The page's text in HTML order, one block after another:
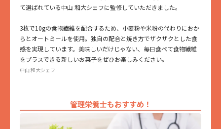
て選ばれている中山 和大シェフに監修していただきました。
3枚で10gの食物繊維を配合するため、小麦粉や米粉の代わりにおか
らとオートミールを使用。独自の配合と焼き方でザクザクとした食
感を実現しています。美味しいだけじゃない、毎日食べて食物繊維
をプラスできる新しいお菓子をぜひお楽しみください。
中山 和大シェフ
管理栄養士もおすすめ！